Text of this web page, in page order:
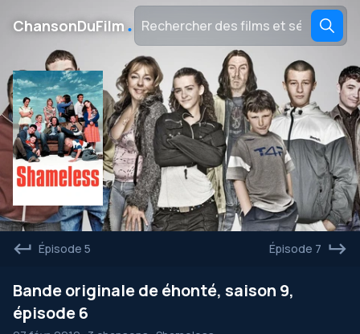
ChansonDuFilm ․
Épisode 5 Épisode 7
Bande originale de éhonté, saison 9,
épisode 6